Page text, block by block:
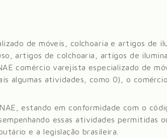
de móveis, colchoaria e artigos de
artigos de colchoaria, artigos de
comércio varejista especializado de
algumas atividades, como 0), o
estando em conformidade com o
essas atividades permitidas
e a legislação brasileira.